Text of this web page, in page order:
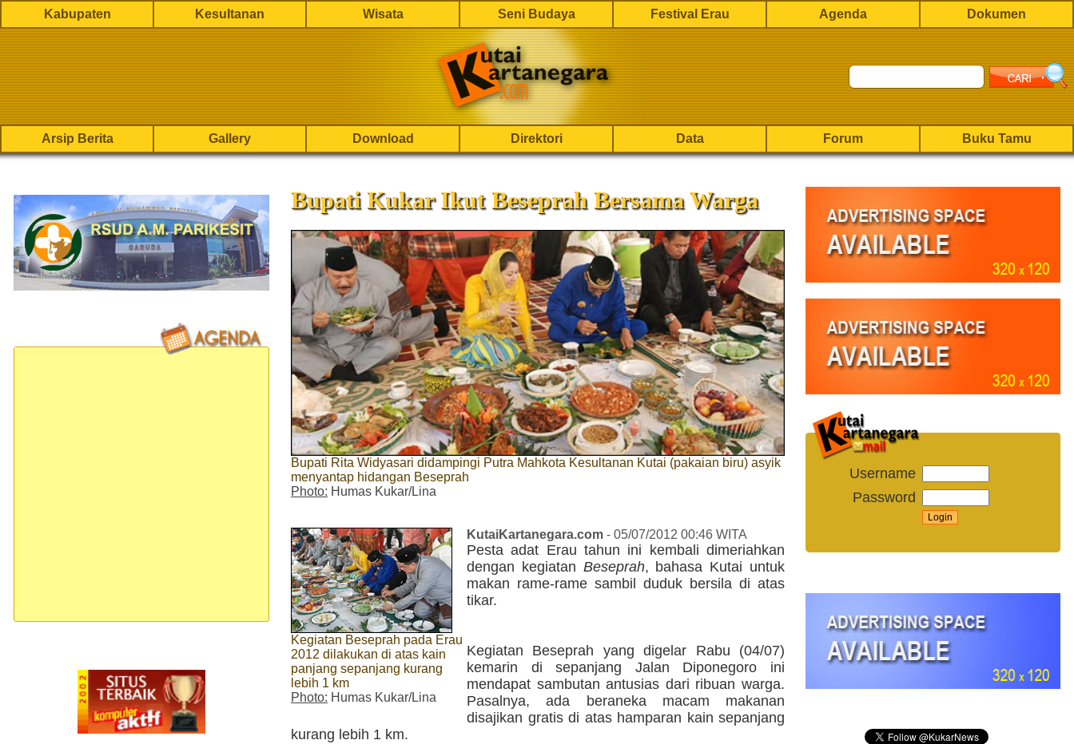
Kabupaten Kesultanan Wisata Seni Budaya Festival Erau Agenda Dokumen
Arsip Berita Gallery Download Direktori Data Forum Buku Tamu
Bupati Kukar Ikut Beseprah Bersama Warga
Bupati Rita Widyasari didampingi Putra Mahkota Kesultanan Kutai (pakaian biru) asyik
menyantap hidangan Beseprah
Photo: Humas Kukar/Lina
Kegiatan Beseprah pada Erau
2012 dilakukan di atas kain
panjang sepanjang kurang
lebih 1 km
Photo: Humas Kukar/Lina
KutaiKartanegara.com - 05/07/2012 00:46 WITA
Pesta adat Erau tahun ini kembali dimeriahkan
dengan kegiatan Beseprah, bahasa Kutai untuk
makan rame-rame sambil duduk bersila di atas
tikar.
Kegiatan Beseprah yang digelar Rabu (04/07)
kemarin di sepanjang Jalan Diponegoro ini
mendapat sambutan antusias dari ribuan warga.
Pasalnya, ada beraneka macam makanan
disajikan gratis di atas hamparan kain sepanjang
kurang lebih 1 km.
Username
Password